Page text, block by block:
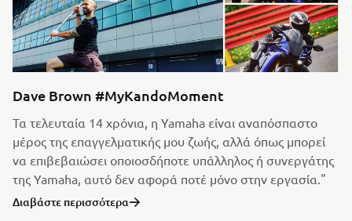
Dave Brown #MyKandoMoment
Τα τελευταία 14 χρόνια, η Yamaha είναι αναπόσπαστο
μέρος της επαγγελματικής μου ζωής, αλλά όπως μπορεί
να επιβεβαιώσει οποιοσδήποτε υπάλληλος ή συνεργάτης
της Yamaha, αυτό δεν αφορά ποτέ μόνο στην εργασία."
Διαβάστε περισσότερα